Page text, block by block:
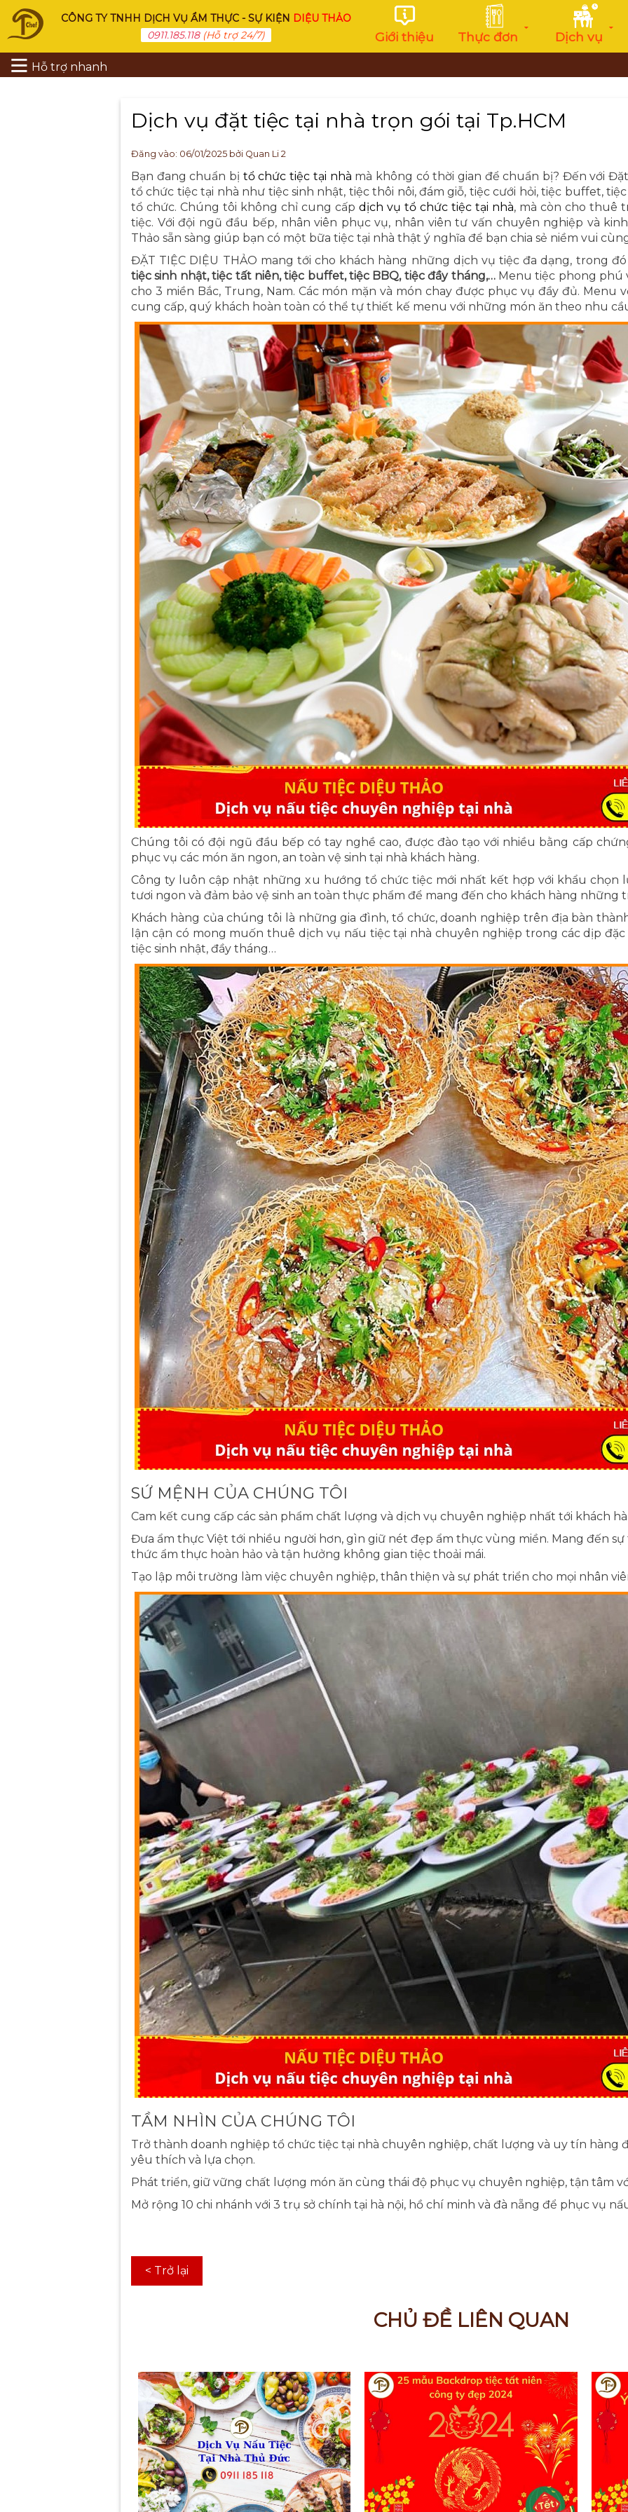
CÔNG TY TNHH DỊCH VỤ ẨM THỰC - SỰ KIỆN DIỆU THẢO
0911.185.118 (Hỗ trợ 24/7) Giới thiệu Thực đơn Dịch vụ
Hỗ trợ nhanh
Dịch vụ đặt tiệc tại nhà trọn gói tại Tp.HCM
Đăng vào: 06/01/2025 bởi Quan Li 2
Bạn đang chuẩn bị tổ chức tiệc tại nhà mà không có thời gian để chuẩn bị? Đến với
tổ chức tiệc tại nhà như tiệc sinh nhật, tiệc thôi nôi, đám giỗ, tiệc cưới hỏi, tiệc buffet,
tổ chức. Chúng tôi không chỉ cung cấp dịch vụ tổ chức tiệc tại nhà, mà còn cho thuê
tiệc. Với đội ngũ đầu bếp, nhân viên phục vụ, nhân viên tư vấn chuyên nghiệp và
Thảo sẵn sàng giúp bạn có một bữa tiệc tại nhà thật ý nghĩa để bạn chia sẻ niềm vui
ĐẶT TIỆC DIỆU THẢO mang tới cho khách hàng những dịch vụ tiệc đa dạng, trong
tiệc sinh nhật, tiệc tất niên, tiệc buffet, tiệc BBQ, tiệc đầy tháng,… Menu tiệc phong phú
cho 3 miền Bắc, Trung, Nam. Các món mặn và món chay được phục vụ đầy đủ. Menu
cung cấp, quý khách hoàn toàn có thể tự thiết kế menu với những món ăn theo nhu
Chúng tôi có đội ngũ đầu bếp có tay nghề cao, được đào tạo với nhiều bằng cấp
phục vụ các món ăn ngon, an toàn vệ sinh tại nhà khách hàng.
Công ty luôn cập nhật những xu hướng tổ chức tiệc mới nhất kết hợp với khẩu chọn
tươi ngon và đảm bảo vệ sinh an toàn thực phẩm để mang đến cho khách hàng những
Khách hàng của chúng tôi là những gia đình, tổ chức, doanh nghiệp trên địa bàn
lận cận có mong muốn thuê dịch vụ nấu tiệc tại nhà chuyên nghiệp trong các dịp
tiệc sinh nhật, đầy tháng…
SỨ MỆNH CỦA CHÚNG TÔI
Cam kết cung cấp các sản phẩm chất lượng và dịch vụ chuyên nghiệp nhất tới khách
Đưa ẩm thực Việt tới nhiều người hơn, gìn giữ nét đẹp ẩm thực vùng miền. Mang đến
thức ẩm thực hoàn hảo và tận hưởng không gian tiệc thoải mái.
Tạo lập môi trường làm việc chuyên nghiệp, thân thiện và sự phát triển cho mọi nhân
TẦM NHÌN CỦA CHÚNG TÔI
Trở thành doanh nghiệp tổ chức tiệc tại nhà chuyên nghiệp, chất lượng và uy tín hàng
yêu thích và lựa chọn.
Phát triển, giữ vững chất lượng món ăn cùng thái độ phục vụ chuyên nghiệp, tận tâm
Mở rộng 10 chi nhánh với 3 trụ sở chính tại hà nội, hồ chí minh và đà nẵng để phục vụ
< Trở lại
CHỦ ĐỀ LIÊN QUAN